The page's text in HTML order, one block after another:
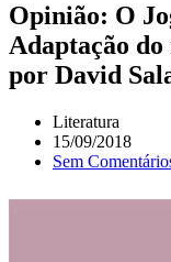
Opinião: O
Adaptação
por David
Literatura
15/09/2018
Sem